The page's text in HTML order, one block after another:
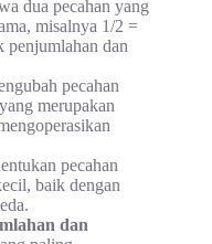
dua pecahan yang
misalnya 1/2 =
dan
pecahan
merupakan
pecahan
baik dengan
dan